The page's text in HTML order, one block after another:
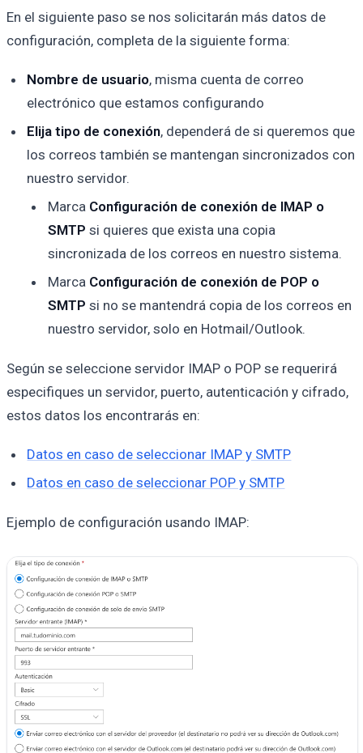
En el siguiente paso se nos solicitarán más datos de
configuración, completa de la siguiente forma:
Nombre de usuario, misma cuenta de correo
electrónico que estamos configurando
Elija tipo de conexión, dependerá de si queremos que
los correos también se mantengan sincronizados con
nuestro servidor.
Marca Configuración de conexión de IMAP o
SMTP si quieres que exista una copia
sincronizada de los correos en nuestro sistema.
Marca Configuración de conexión de POP o
SMTP si no se mantendrá copia de los correos en
nuestro servidor, solo en Hotmail/Outlook.
Según se seleccione servidor IMAP o POP se requerirá
especifiques un servidor, puerto, autenticación y cifrado,
estos datos los encontrarás en:
Datos en caso de seleccionar IMAP y SMTP
Datos en caso de seleccionar POP y SMTP
Ejemplo de configuración usando IMAP: